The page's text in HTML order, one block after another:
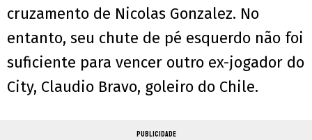
cruzamento de Nicolas Gonzalez. No
entanto, seu chute de pé esquerdo não foi
suficiente para vencer outro ex-jogador do
City, Claudio Bravo, goleiro do Chile.
PUBLICIDADE